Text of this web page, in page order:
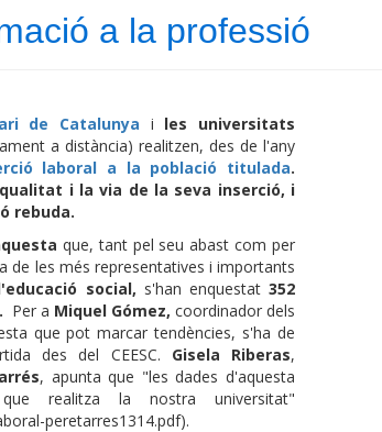
a la professió
de Catalunya i les universitats
a distància) realitzen, des de l'any
laboral a la població titulada.
i la via de la seva inserció, i
rebuda.
que, tant pel seu abast com per
de les més representatives i importants
social, s'han enquestat352
Per a Miquel Gómez, coordinador dels
que pot marcar tendències, s'ha de
des del CEESC. Gisela Riberas,
, apunta que "les dades d'aquesta
realitza la nostra universitat"
peretarres1314.pdf).